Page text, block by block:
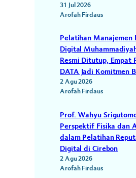
31 Jul 2026
Arofah Firdaus
Pelatihan Manajemen
Digital
Resmi Ditutup, Empat
DATA Jadi Komitmen
2 Agu 2026
Arofah Firdaus
Prof. Wahyu
Perspektif Fisika dan
dalam Pelatihan
Digital di Cirebon
2 Agu 2026
Arofah Firdaus